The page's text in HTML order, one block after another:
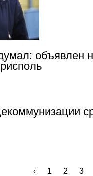
объявлен
‹ 1 2 3